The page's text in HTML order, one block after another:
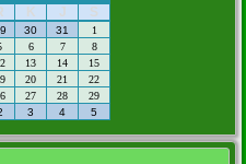
K J S
30 31
1
6 7
8
13 14
15
20 21
22
27 28
29
3 4 5